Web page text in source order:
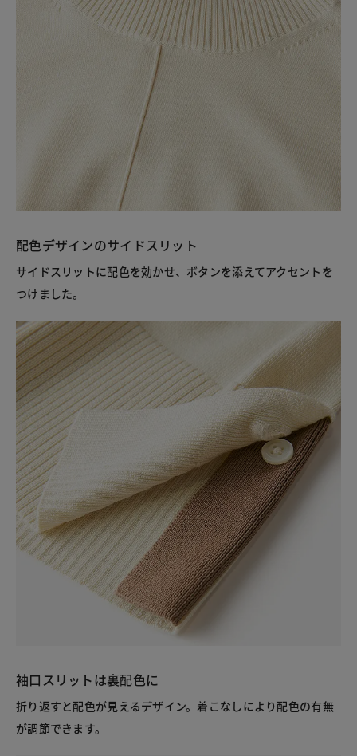
配色デザインのサイドスリット
サイドスリットに配色を効かせ、ボタンを添えてアクセントを
つけました。
袖口スリットは裏配色に
折り返すと配色が見えるデザイン。着こなしにより配色の有無
が調節できます。